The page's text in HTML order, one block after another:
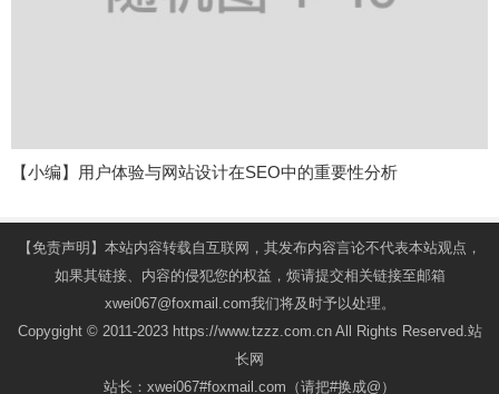
【小编】用户体验与网站设计在SEO中的重要性分析
【免责声明】本站内容转载自互联网，其发布内容言论不代表本站观点，
如果其链接、内容的侵犯您的权益，烦请提交相关链接至邮箱
xwei067@foxmail.com我们将及时予以处理。
Copygight © 2011-2023 https://www.tzzz.com.cn All Rights Reserved.站
长网
站长：xwei067#foxmail.com（请把#换成@）